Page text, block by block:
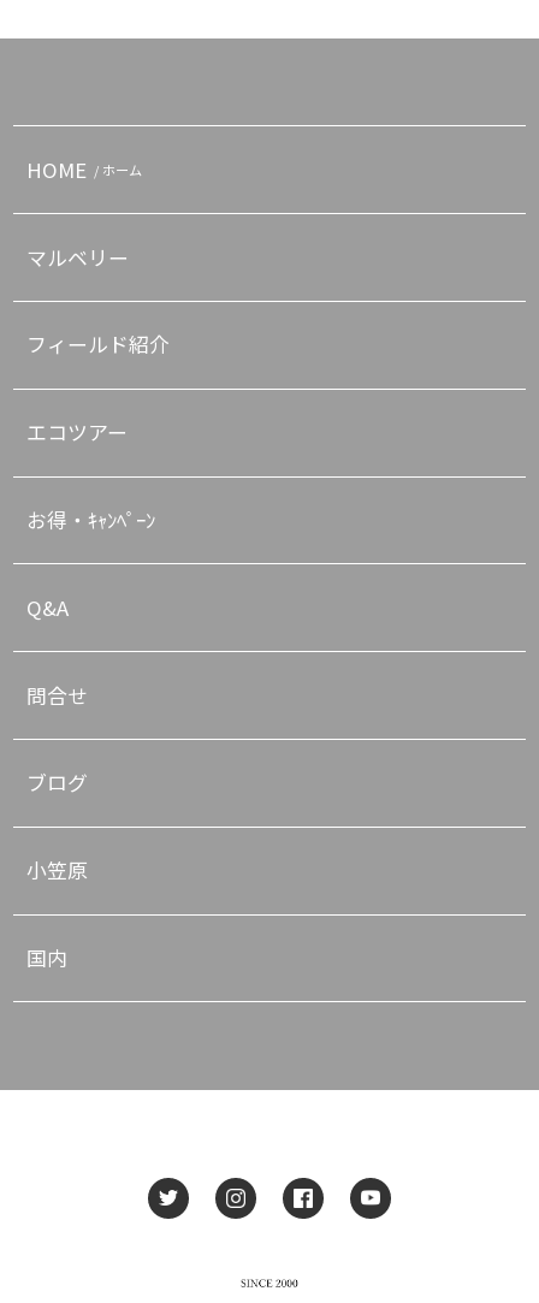
HOME / ホーム
マルベリー
フィールド紹介
エコツアー
お得・ｷｬﾝﾍﾟｰﾝ
Q&A
問合せ
ブログ
小笠原
国内